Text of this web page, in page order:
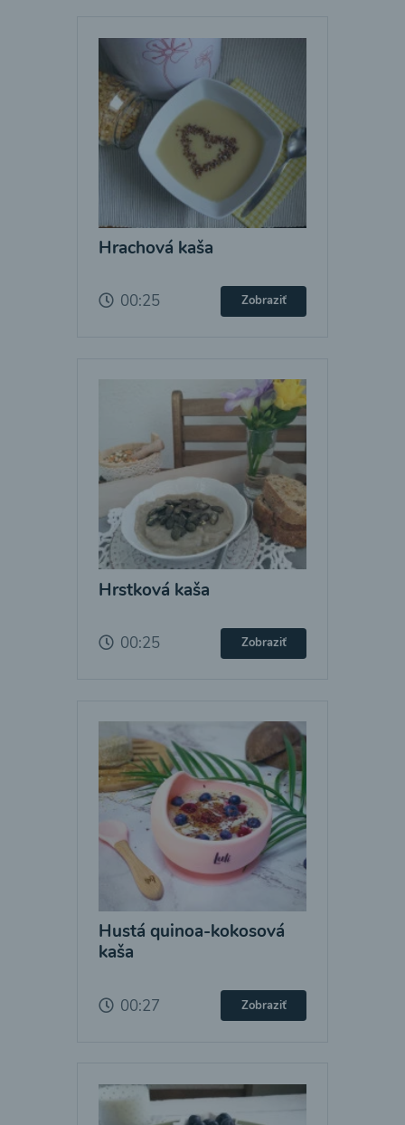
Hrachová kaša
00:25 Zobraziť
Hrstková kaša
00:25 Zobraziť
Hustá quinoa-kokosová
kaša
00:27 Zobraziť